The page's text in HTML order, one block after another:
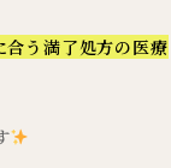
合う満了処方の医療